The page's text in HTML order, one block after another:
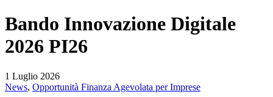
Bando Innovazione Digitale
2026 PI26
1 Luglio 2026
News, Opportunità Finanza Agevolata per Imprese